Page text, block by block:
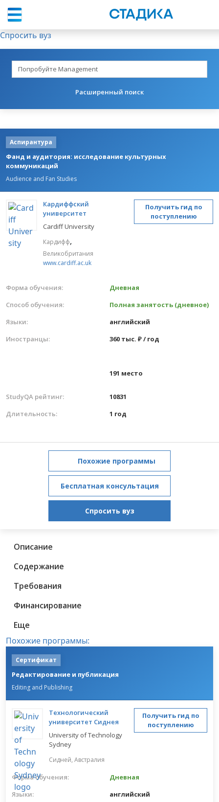
Спросить вуз
Расширенный поиск
Аспирантура
Фанд и аудитория: исследование культурных
коммуникаций
Audience and Fan Studies
Кардиффский
университет
Cardiff University
Кардифф,
Великобритания
www.cardiff.ac.uk
Получить гид по
поступлению
Форма обучения:
Дневная
Способ обучения:
Полная занятость (дневное)
Языки:
английский
Иностранцы:
360 тыс. ₽ / год
191 место
StudyQA рейтинг:
10831
Длительность:
1 год
Похожие программы
Бесплатная консультация
Спросить вуз
Описание
Содержание
Требования
Финансирование
Еще
Похожие программы:
Сертификат
Редактирование и публикация
Editing and Publishing
Технологический
университет Сиднея
University of Technology
Sydney
Сидней, Австралия
Получить гид по
поступлению
Форма обучения:
Дневная
Языки:
английский